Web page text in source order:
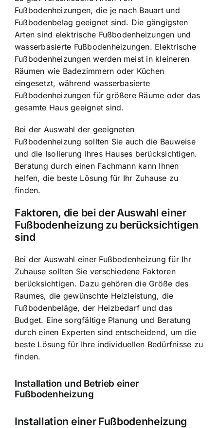
Fußbodenheizungen, die je nach Bauart und
Fußbodenbelag geeignet sind. Die gängigsten
Arten sind elektrische Fußbodenheizungen und
wasserbasierte Fußbodenheizungen. Elektrische
Fußbodenheizungen werden meist in kleineren
Räumen wie Badezimmern oder Küchen
eingesetzt, während wasserbasierte
Fußbodenheizungen für größere Räume oder das
gesamte Haus geeignet sind.
Bei der Auswahl der geeigneten
Fußbodenheizung sollten Sie auch die Bauweise
und die Isolierung Ihres Hauses berücksichtigen.
Beratung durch einen Fachmann kann Ihnen
helfen, die beste Lösung für Ihr Zuhause zu
finden.
Faktoren, die bei der Auswahl einer
Fußbodenheizung zu berücksichtigen
sind
Bei der Auswahl einer Fußbodenheizung für Ihr
Zuhause sollten Sie verschiedene Faktoren
berücksichtigen. Dazu gehören die Größe des
Raumes, die gewünschte Heizleistung, die
Fußbodenbeläge, der Heizbedarf und das
Budget. Eine sorgfältige Planung und Beratung
durch einen Experten sind entscheidend, um die
beste Lösung für Ihre individuellen Bedürfnisse zu
finden.
Installation und Betrieb einer
Fußbodenheizung
Installation einer Fußbodenheizung